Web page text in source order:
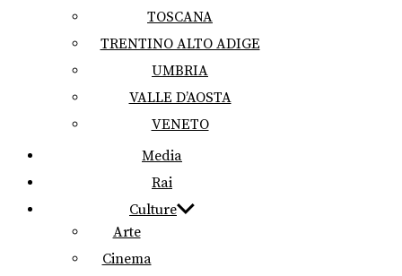
TOSCANA
TRENTINO ALTO ADIGE
UMBRIA
VALLE D’AOSTA
VENETO
Media
Rai
Culture
Arte
Cinema